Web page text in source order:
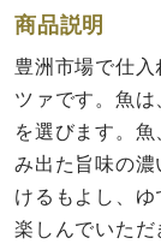
商品説明
豊洲市場で仕
ツァです。魚
を選びます。
み出た旨味の
けるもよし、
楽しんでいただ